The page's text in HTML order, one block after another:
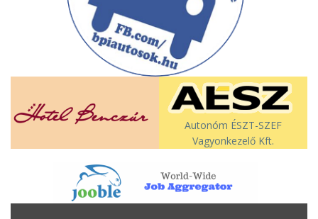
Autonóm ÉSZT-SZEF
Vagyonkezelő Kft.